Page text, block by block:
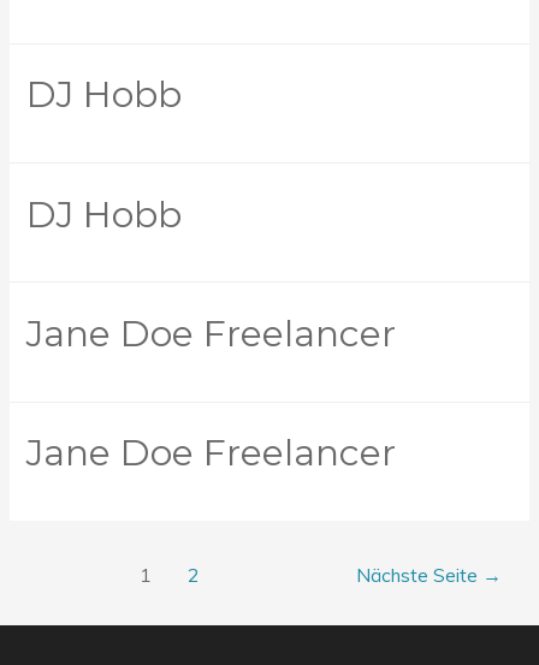
DJ Hobb
DJ Hobb
Jane Doe Freelancer
Jane Doe Freelancer
Beitragsnavigation
1 2 Nächste Seite →